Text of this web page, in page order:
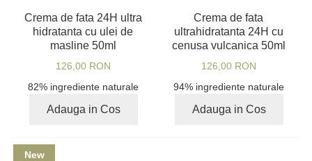
Crema de fata 24H ultra
hidratanta cu ulei de
masline 50ml
126,00 RON
82% ingrediente naturale
Adauga in Cos
Crema de fata
ultrahidratanta 24H cu
cenusa vulcanica 50ml
126,00 RON
94% ingrediente naturale
Adauga in Cos
New